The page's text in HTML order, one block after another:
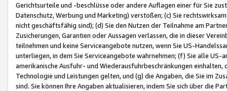
Gerichtsurteile und -beschlüsse oder andere Auflagen einer für Sie
Datenschutz, Werbung und Marketing) verstoßen; (c) Sie
nicht geschäftsfähig sind); (d) Sie den Nutzen der Teilnahme am
Zusicherungen, Garantien oder Aussagen verlassen, die in dieser
teilnehmen und keine Serviceangebote nutzen, wenn Sie US-
unterliegen, in dem Sie Serviceangebote wahrnehmen; (f) Sie alle
amerikanische Ausfuhr- und Wiederausfuhrbeschränkungen
Technologie und Leistungen gelten, und (g) die Angaben, die Sie im
sind. Sie können Ihre Angaben aktualisieren, indem Sie sich über die